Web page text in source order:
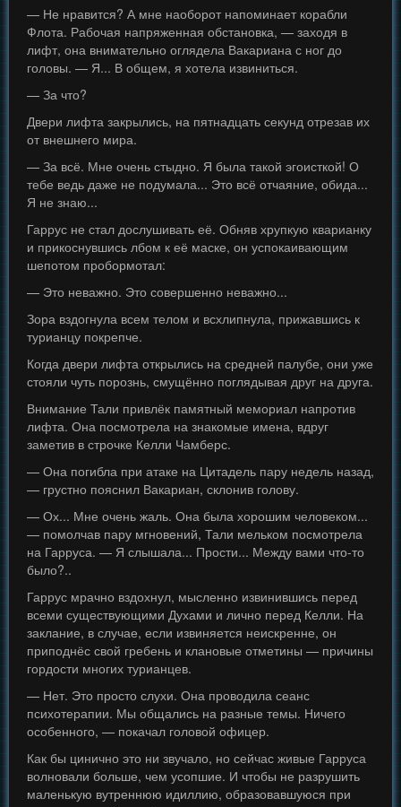
— Не нравится? А мне наоборот напоминает корабли
Флота. Рабочая напряженная обстановка, — заходя в
лифт, она внимательно оглядела Вакариана с ног до
головы. — Я... В общем, я хотела извиниться.
— За что?
Двери лифта закрылись, на пятнадцать секунд отрезав их
от внешнего мира.
— За всё. Мне очень стыдно. Я была такой эгоисткой! О
тебе ведь даже не подумала... Это всё отчаяние, обида...
Я не знаю...
Гаррус не стал дослушивать её. Обняв хрупкую кварианку
и прикоснувшись лбом к её маске, он успокаивающим
шепотом пробормотал:
— Это неважно. Это совершенно неважно...
Зора вздогнула всем телом и всхлипнула, прижавшись к
турианцу покрепче.
Когда двери лифта открылись на средней палубе, они уже
стояли чуть порознь, смущённо поглядывая друг на друга.
Внимание Тали привлёк памятный мемориал напротив
лифта. Она посмотрела на знакомые имена, вдруг
заметив в строчке Келли Чамберс.
— Она погибла при атаке на Цитадель пару недель назад,
— грустно пояснил Вакариан, склонив голову.
— Ох... Мне очень жаль. Она была хорошим человеком...
— помолчав пару мгновений, Тали мельком посмотрела
на Гарруса. — Я слышала... Прости... Между вами что-то
было?..
Гаррус мрачно вздохнул, мысленно извинившись перед
всеми существующими Духами и лично перед Келли. На
заклание, в случае, если извиняется неискренне, он
приподнёс свой гребень и клановые отметины — причины
гордости многих турианцев.
— Нет. Это просто слухи. Она проводила сеанс
психотерапии. Мы общались на разные темы. Ничего
особенного, — покачал головой офицер.
Как бы цинично это ни звучало, но сейчас живые Гарруса
волновали больше, чем усопшие. И чтобы не разрушить
маленькую вутреннюю идиллию, образовавшуюся при